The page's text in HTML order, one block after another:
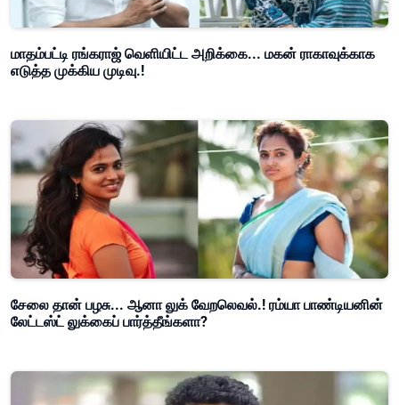
மாதம்பட்டி ரங்கராஜ் வெளியிட்ட அறிக்கை... மகன் ராகாவுக்காக
எடுத்த முக்கிய முடிவு.!
சேலை தான் பழசு... ஆனா லுக் வேறலெவல்.! ரம்யா பாண்டியனின்
லேட்டஸ்ட் லுக்கைப் பார்த்தீங்களா?